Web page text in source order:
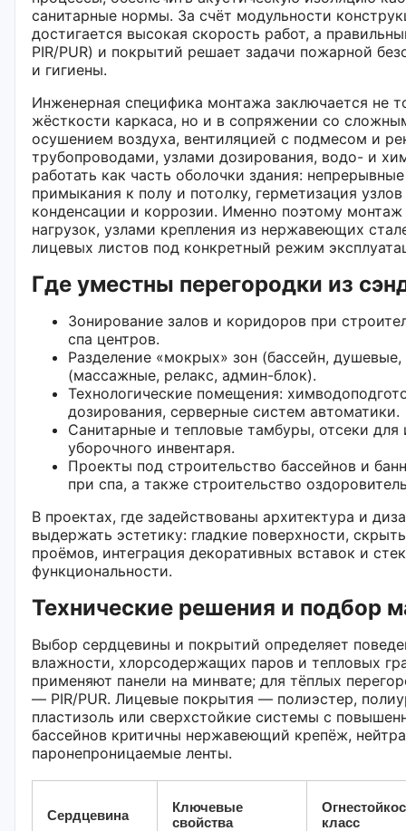
санитарные нормы. За счёт модульности
достигается высокая скорость работ, а
PIR/PUR) и покрытий решает задачи пожарной
и гигиены.
Инженерная специфика монтажа заключается не
жёсткости каркаса, но и в сопряжении со
осушением воздуха, вентиляцией с подмесом и
трубопроводами, узлами дозирования, водо- и
работать как часть оболочки здания:
примыкания к полу и потолку, герметизация
конденсации и коррозии. Именно поэтому
нагрузок, узлами крепления из нержавеющих
лицевых листов под конкретный режим
Где уместны перегородки из
Зонирование залов и коридоров при
спа центров.
Разделение «мокрых» зон (бассейн,
(массажные, релакс, админ-блок).
Технологические помещения:
дозирования, серверные систем автоматики.
Санитарные и тепловые тамбуры, отсеки
уборочного инвентаря.
Проекты под строительство бассейнов и
при спа, а также строительство
В проектах, где задействованы архитектура и
выдержать эстетику: гладкие поверхности,
проёмов, интеграция декоративных вставок и
функциональности.
Технические решения и подбор
Выбор сердцевины и покрытий определяет
влажности, хлорсодержащих паров и тепловых
применяют панели на минвате; для тёплых
— PIR/PUR. Лицевые покрытия — полиэстер,
пластизоль или сверхстойкие системы с
бассейнов критичны нержавеющий крепёж,
паронепроницаемые ленты.
Сердцевина
Ключевые
свойства
класс